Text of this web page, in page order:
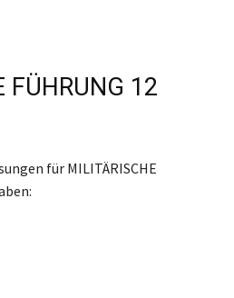
FÜHRUNG 12
für MILITÄRISCHE